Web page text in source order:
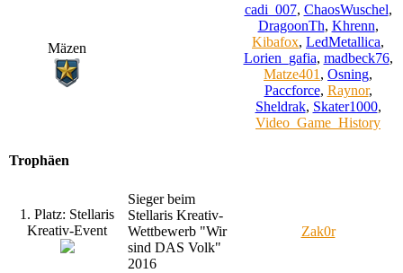
Mäzen
cadi_007, ChaosWuschel,
DragoonTh, Khrenn,
Kibafox, LedMetallica,
Lorien_gafia, madbeck76,
Matze401 , Osning,
Paccforce, Raynor,
Sheldrak, Skater1000,
Video_Game_History
Trophäen
1. Platz: Stellaris
Kreativ-Event
Sieger beim
Stellaris Kreativ-
Wettbewerb "Wir
sind DAS Volk"
2016
Zak0r